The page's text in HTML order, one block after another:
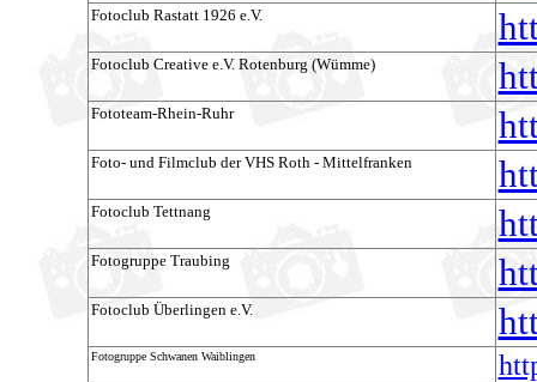
Fotoclub Rastatt 1926 e.V.
Fotoclub Creative e.V. Rotenburg (Wümme)
Fototeam-Rhein-Ruhr
Foto- und Filmclub der VHS Roth - Mittelfranken
Fotoclub Tettnang
Fotogruppe Traubing
Fotoclub Überlingen e.V.
Fotogruppe Schwanen Waiblingen